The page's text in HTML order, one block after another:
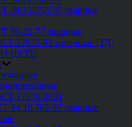
34.10-753-97 сварные
36-22-77 сварные
22826-83 точечные (ТД)
ЦКТИ
17376-2001
34 10.762-97 сварные